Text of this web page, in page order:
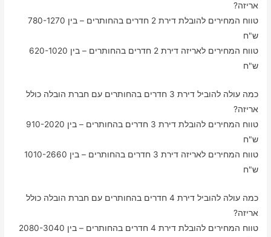
אריזה?
טווח המחירים להובלת דירת 2 חדרים בהחותרים – בין 780-1270
ש"ח
טווח המחירים לאריזה דירת 2 חדרים בהחותרים – בין 620-1020
ש"ח
כמה עולה להוביל דירת 3 חדרים בהחותרים עם חברת הובלה כולל
אריזה?
טווח המחירים להובלת דירת 3 חדרים בהחותרים – בין 910-2020
ש"ח
טווח המחירים לאריזה דירת 3 חדרים בהחותרים – בין 1010-2660
ש"ח
כמה עולה להוביל דירת 4 חדרים בהחותרים עם חברת הובלה כולל
אריזה?
טווח המחירים להובלת דירת 4 חדרים בהחותרים – בין 2080-3040